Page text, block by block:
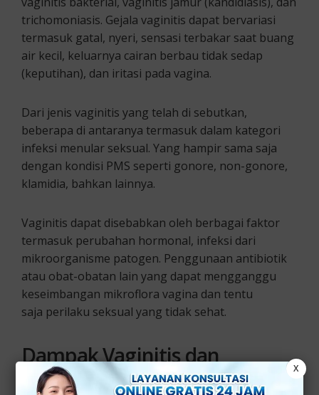
trichomoniasis. Gejala vaginitis dapat bervariasi
termasuk gatal, nyeri, sensasi terbakar saat buang
air kecil, keluarnya cairan berbau tidak sedap
(keputihan), dan iritasi pada vagina.
Dari jenis vaginitis yang telah di sebutkan,
beberapa di antaranya termasuk dalam kategori
infeksi menular seksual. Yang hampir sama saja
dengan kondisi PMS seperti gonore, non-gonore,
klamidia, bahkan lainnya.
Vaginitis dapat disebabkan oleh berbagai faktor
termasuk perubahan hormonal, infeksi dari
mikroorganisme patogen. Penggunaan antibiotik
atau obat-obatan lain yang dapat mengganggu
keseimbangan mikroflora vagina dan tentu
saja perilaku seksual yang tidak sehat.
Dampak Vaginitisdan
PMSpada Kesehatan Seksual X